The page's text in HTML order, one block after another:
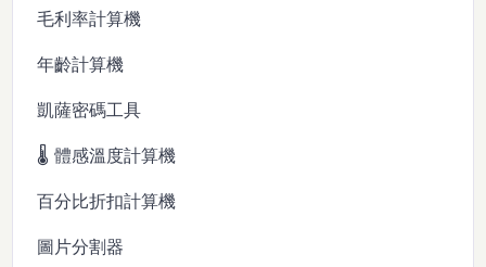
毛利率計算機
年齡計算機
凱薩密碼工具
🌡️ 體感溫度計算機
百分比折扣計算機
圖片分割器